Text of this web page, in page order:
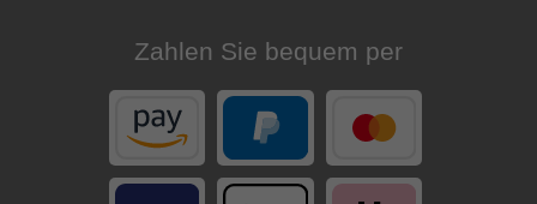
Zahlen Sie bequem per